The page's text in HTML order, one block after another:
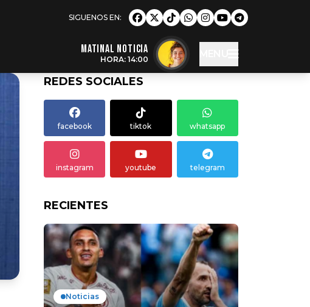
MATINAL NOTICIA
HORA: 14:00
REDES SOCIALES
facebook tiktok whatsapp
instagram youtube telegram
RECIENTES
Noticias